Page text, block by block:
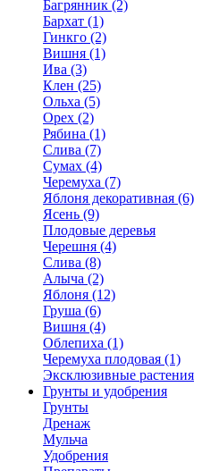
Багрянник (2)
Бархат (1)
Гинкго (2)
Вишня (1)
Ива (3)
Клен (25)
Ольха (5)
Орех (2)
Рябина (1)
Слива (7)
Сумах (4)
Черемуха (7)
Яблоня декоративная (6)
Ясень (9)
Плодовые деревья
Черешня (4)
Слива (8)
Алыча (2)
Яблоня (12)
Груша (6)
Вишня (4)
Облепиха (1)
Черемуха плодовая (1)
Эксклюзивные растения
Грунты и удобрения
Грунты
Дренаж
Мульча
Удобрения